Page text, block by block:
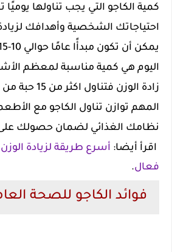
كمية الكاجو التي يجب تناولها
احتياجاتك الشخصية وأهدافك
اليوم هي كمية مناسبة لمعظم
زادة الوزن
المهم توازن تناول الكاجو مع
نظامك الغذائي لضمان حصولك على
اقرأ أيضا: أسرع طريقة لزيادة
فعال.
فوائد الكاجو للصحة